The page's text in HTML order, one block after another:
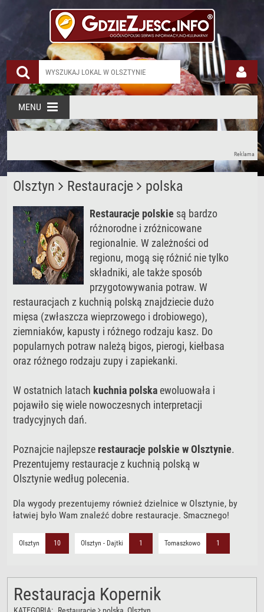
Restauracja Polska
MENU
Reklama
Olsztyn Restauracje polska
Restauracje polskie są bardzo
różnorodne i zróżnicowane
regionalnie. W zależności od
regionu, mogą się różnić nie tylko
składniki, ale także sposób
przygotowywania potraw. W
restauracjach z kuchnią polską znajdziecie dużo
mięsa (zwłaszcza wieprzowego i drobiowego),
ziemniaków, kapusty i różnego rodzaju kasz. Do
popularnych potraw należą bigos, pierogi, kiełbasa
oraz różnego rodzaju zupy i zapiekanki.
W ostatnich latach kuchnia polska ewoluowała i
pojawiło się wiele nowoczesnych interpretacji
tradycyjnych dań.
Poznajcie najlepsze restauracje polskie w Olsztynie.
Prezentujemy restauracje z kuchnią polską w
Olsztynie według polecenia.
Dla wygody prezentujemy również dzielnice w Olsztynie, by
łatwiej było Wam znaleźć dobre restauracje. Smacznego!
Olsztyn 10 Olsztyn - Dajtki 1 Tomaszkowo 1
Restauracja Kopernik